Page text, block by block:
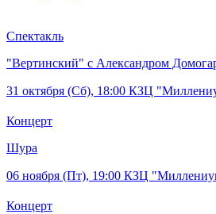
Спектакль
"Вертинский" с Александром
31 октября (Сб), 18:00 КЗЦ
Концерт
Шура
06 ноября (Пт), 19:00 КЗЦ
Концерт